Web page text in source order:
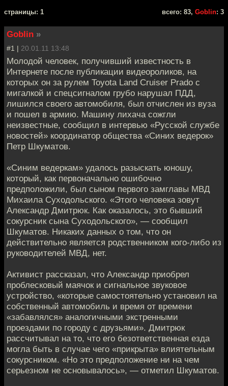
cтраницы: 1 всего: 83, Goblin: 3
Goblin »
#1 | 20.01.11 13:48
Молодой человек, получивший известность в
Интернете после публикации видеороликов, на
которых он за рулем Toyota Land Cruiser Prado с
мигалкой и спецсигналом грубо нарушал ПДД,
лишился своего автомобиля, был отчислен из вуза
и пошел в армию. Машину лихача сожгли
неизвестные, сообщил в интервью «Русской службе
новостей» координатор общества «Синих ведерок»
Петр Шкуматов.
«Синим ведеркам» удалось разыскать юношу,
который, как первоначально ошибочно
предположили, был сыном первого замглавы МВД
Михаила Суходольского. «Этого человека зовут
Александр Дмитрюк. Как оказалось, это бывший
сокурсник сына Суходольского», — сообщил
Шкуматов. Никаких данных о том, что он
действительно является родственником кого-либо из
руководителей МВД, нет.
Активист рассказал, что Александр приобрел
проблесковый маячок и сигнальное звуковое
устройство, «которые самостоятельно установил на
собственный автомобиль и время от времени
«забавлялся» аналогичными экстренными
проездами по городу с друзьями». Дмитрюк
рассчитывал на то, что его безответственная езда
могла быть в случае чего «прикрыта» влиятельным
сокурсником. «Но это предположение ни на чем
серьезном не основывалось», — отметил Шкуматов.